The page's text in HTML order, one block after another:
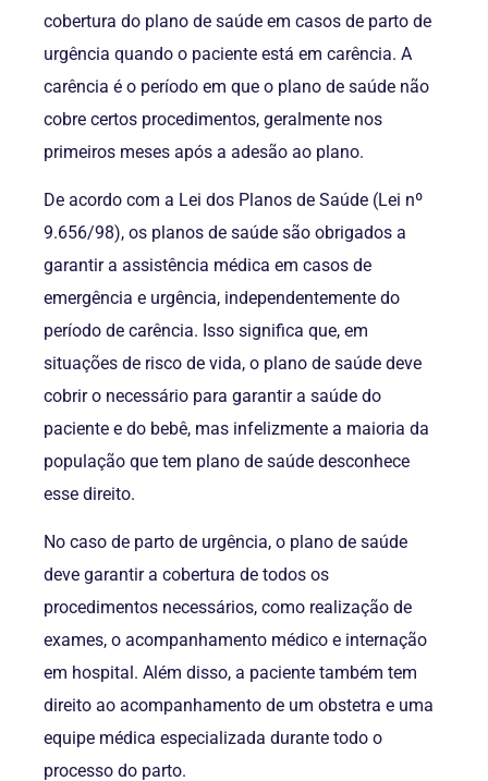
cobertura do plano de saúde em casos de parto de
urgência quando o paciente está em carência. A
carência é o período em que o plano de saúde não
cobre certos procedimentos, geralmente nos
primeiros meses após a adesão ao plano.
De acordo com a Lei dos Planos de Saúde (Lei nº
9.656/98), os planos de saúde são obrigados a
garantir a assistência médica em casos de
emergência e urgência, independentemente do
período de carência. Isso significa que, em
situações de risco de vida, o plano de saúde deve
cobrir o necessário para garantir a saúde do
paciente e do bebê, mas infelizmente a maioria da
população que tem plano de saúde desconhece
esse direito.
No caso de parto de urgência, o plano de saúde
deve garantir a cobertura de todos os
procedimentos necessários, como realização de
exames, o acompanhamento médico e internação
em hospital. Além disso, a paciente também tem
direito ao acompanhamento de um obstetra e uma
equipe médica especializada durante todo o
processo do parto.